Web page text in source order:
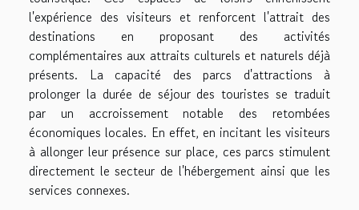
l'expérience des visiteurs et renforcent l'attrait des
destinations en proposant des activités
complémentaires aux attraits culturels et naturels déjà
présents. La capacité des parcs d'attractions à
prolonger la durée de séjour des touristes se traduit
par un accroissement notable des retombées
économiques locales. En effet, en incitant les visiteurs
à allonger leur présence sur place, ces parcs stimulent
directement le secteur de l'hébergement ainsi que les
services connexes.